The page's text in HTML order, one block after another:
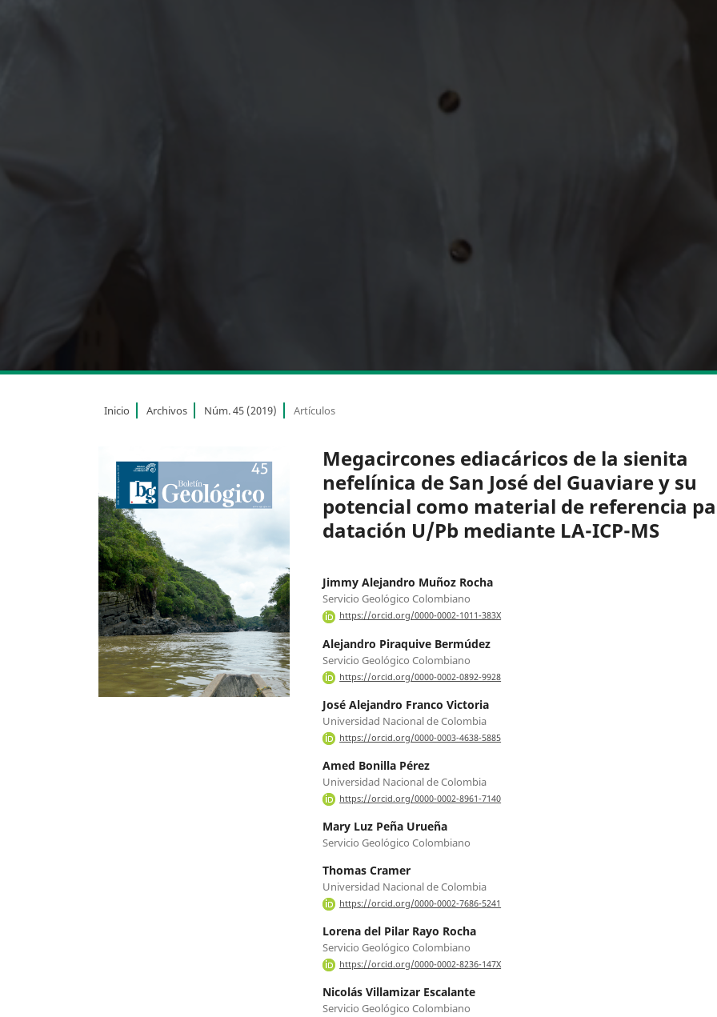
Inicio Archivos Núm. 45 (2019) Artículos
Megacircones ediacáricos de la sienita
nefelínica de San José del Guaviare y su
potencial como material de referencia
datación U/Pb mediante LA-ICP-MS
Jimmy Alejandro Muñoz Rocha
Servicio Geológico Colombiano
https://orcid.org/0000-0002-1011-383X
Alejandro Piraquive Bermúdez
Servicio Geológico Colombiano
https://orcid.org/0000-0002-0892-9928
José Alejandro Franco Victoria
Universidad Nacional de Colombia
https://orcid.org/0000-0003-4638-5885
Amed Bonilla Pérez
Universidad Nacional de Colombia
https://orcid.org/0000-0002-8961-7140
Mary Luz Peña Urueña
Servicio Geológico Colombiano
Thomas Cramer
Universidad Nacional de Colombia
https://orcid.org/0000-0002-7686-5241
Lorena del Pilar Rayo Rocha
Servicio Geológico Colombiano
https://orcid.org/0000-0002-8236-147X
Nicolás Villamizar Escalante
Servicio Geológico Colombiano